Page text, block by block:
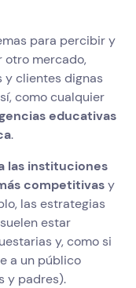
para percibir y
mercado,
y clientes dignas
como cualquier
educativas
.
las instituciones
competitivasy
las estrategias
estar
y, como si
a un público
y padres).